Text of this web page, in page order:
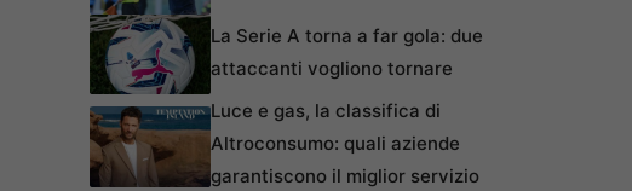
La Serie A torna a far gola: due
attaccanti vogliono tornare
Luce e gas, la classifica di
Altroconsumo: quali aziende
garantiscono il miglior servizio